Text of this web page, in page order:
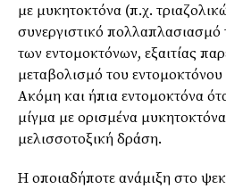
με μυκητοκτόνα (π.χ.
συνεργιστικό πολλαπλασιασμό
των εντομοκτόνων, εξαιτίας
μεταβολισμό του
Ακόμη και ήπια εντομοκτόνα
μίγμα με ορισμένα
μελισσοτοξική δράση.
Η οποιαδήποτε ανάμιξη στο